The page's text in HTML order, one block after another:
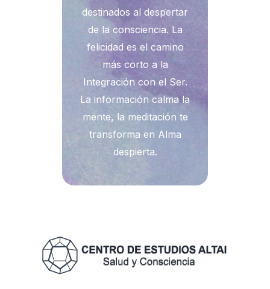
destinados al despertar
de la consciencia. La
felicidad es el camino
más corto a la
Integración con el Ser.
La información calma la
mente, la meditación te
transforma en Alma
despierta.